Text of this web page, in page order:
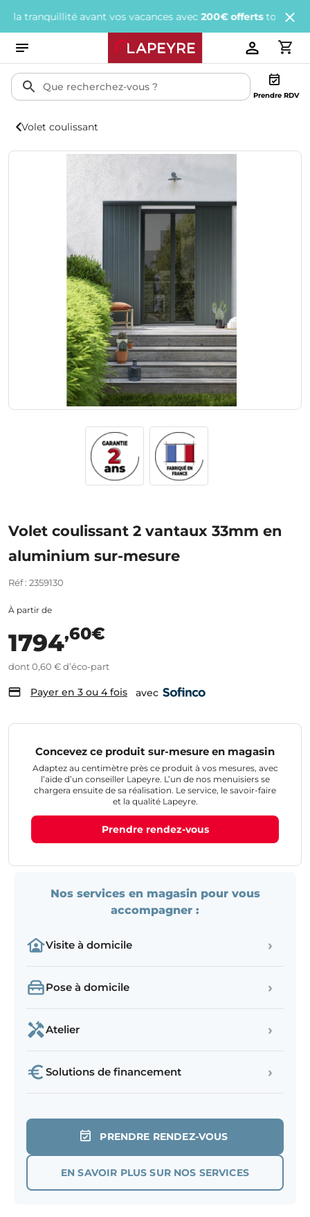
avant vos vacances avec200€ offertstous les 1 000€
Prendre RDV
Volet coulissant
Volet coulissant 2 vantaux 33mm en
aluminium sur-mesure
Réf : 2359130
À partir de
1794,60€
dont 0,60 € d’éco-part
Payer en 3 ou 4 fois avec
Concevez ce produit sur-mesure en magasin
Adaptez au centimètre près ce produit à vos mesures, avec
l’aide d’un conseiller Lapeyre. L’un de nos menuisiers se
chargera ensuite de sa réalisation. Le service, le savoir-faire
et la qualité Lapeyre.
Prendre rendez-vous
Nos services en magasin pour vous
accompagner :
Visite à domicile ›
Pose à domicile ›
Atelier ›
Solutions de financement ›
PRENDRE RENDEZ-VOUS
EN SAVOIR PLUS SUR NOS SERVICES